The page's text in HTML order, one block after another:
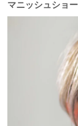
マニッシュショ